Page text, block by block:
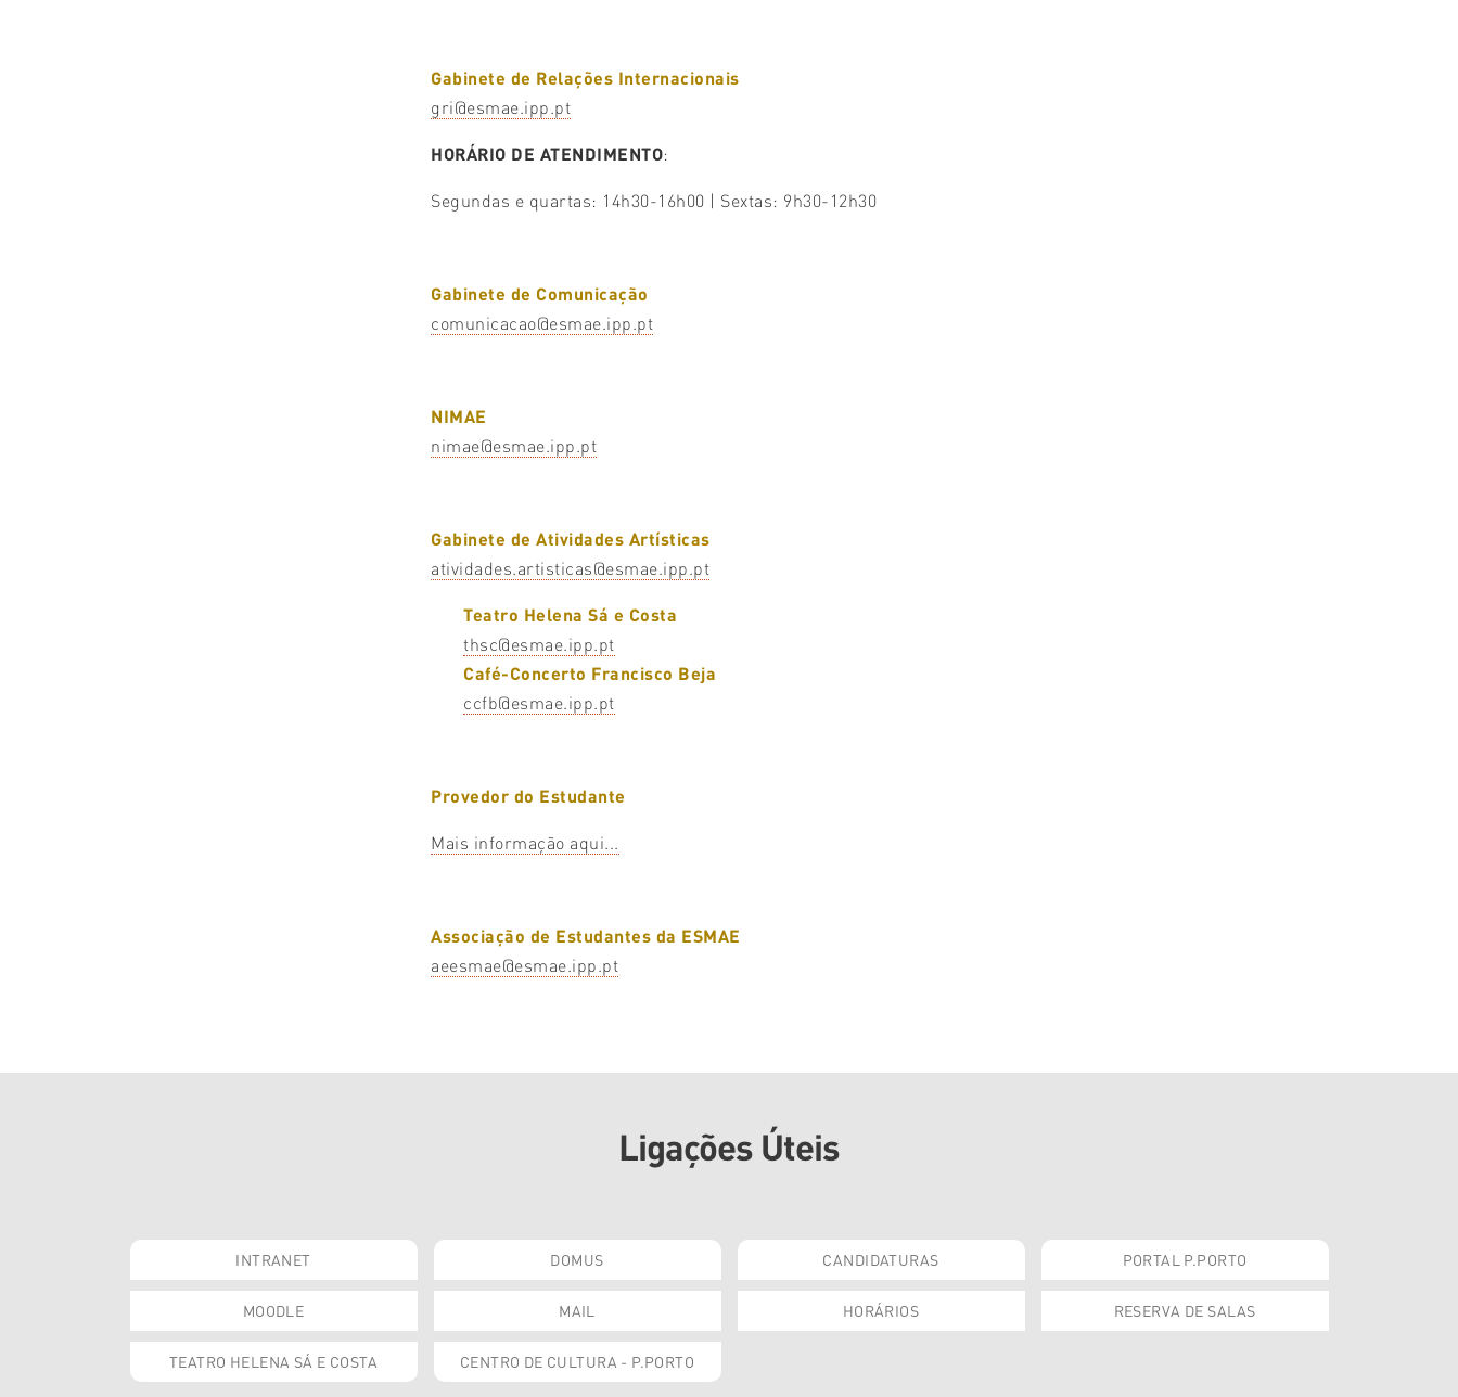
Gabinete de Relações Internacionais
gri@esmae.ipp.pt
HORÁRIO DE ATENDIMENTO:
Segundas e quartas: 14h30-16h00 | Sextas: 9h30-12h30
Gabinete de Comunicação
comunicacao@esmae.ipp.pt
NIMAE
nimae@esmae.ipp.pt
Gabinete de Atividades Artísticas
atividades.artisticas@esmae.ipp.pt
Teatro Helena Sá e Costa
thsc@esmae.ipp.pt
Café-Concerto Francisco Beja
ccfb@esmae.ipp.pt
Provedor do Estudante
Mais informação aqui...
Associação de Estudantes da ESMAE
aeesmae@esmae.ipp.pt
Ligações Úteis
INTRANET DOMUS CANDIDATURAS PORTAL P.PORTO
MOODLE MAIL HORÁRIOS RESERVA DE SALAS
TEATRO HELENA SÁ E COSTA CENTRO DE CULTURA - P.PORTO